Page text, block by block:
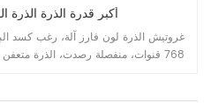
أكبر قدرة الذرة الذرة
768 قنوات، منفصلة رصدت، الذرة